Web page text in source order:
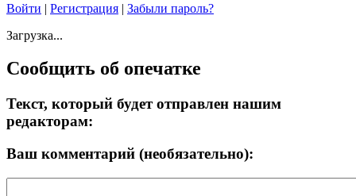
Войти | Регистрация | Забыли пароль?
Загрузка...
Сообщить об опечатке
Текст, который будет отправлен нашим
редакторам:
Ваш комментарий (необязательно):